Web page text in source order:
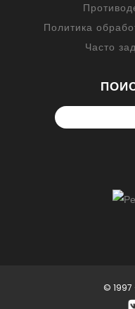
Политика
Часто
©